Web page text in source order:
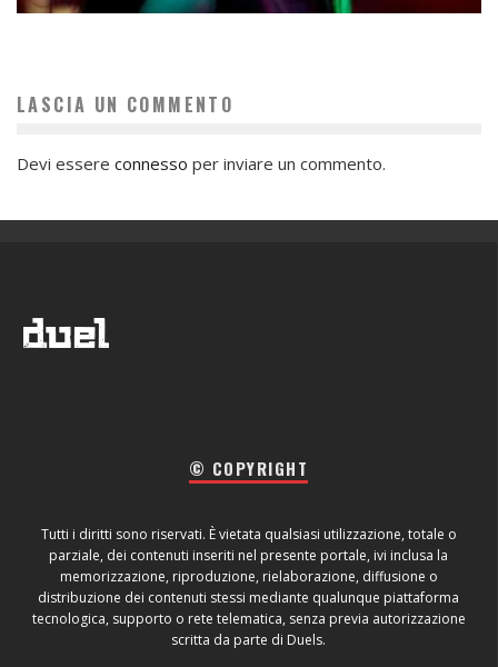
LASCIA UN COMMENTO
Devi essere connesso per inviare un commento.
© COPYRIGHT
Tutti i diritti sono riservati. È vietata qualsiasi utilizzazione, totale o
parziale, dei contenuti inseriti nel presente portale, ivi inclusa la
memorizzazione, riproduzione, rielaborazione, diffusione o
distribuzione dei contenuti stessi mediante qualunque piattaforma
tecnologica, supporto o rete telematica, senza previa autorizzazione
scritta da parte di Duels.